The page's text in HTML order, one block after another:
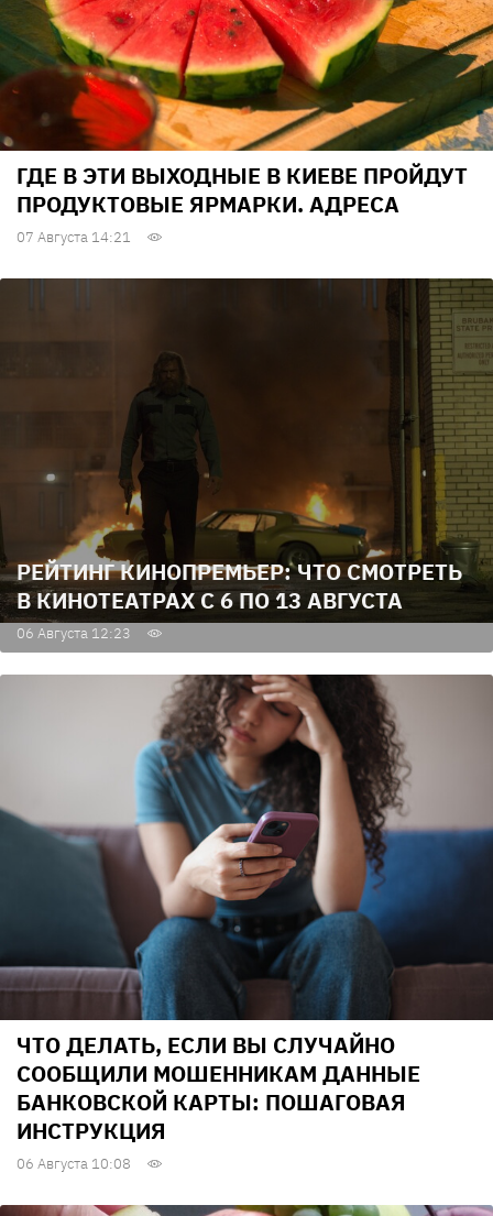
ГДЕ В ЭТИ ВЫХОДНЫЕ В КИЕВЕ ПРОЙДУТ
ПРОДУКТОВЫЕ ЯРМАРКИ. АДРЕСА
07 Августа 14:21
РЕЙТИНГ КИНОПРЕМЬЕР: ЧТО СМОТРЕТЬ
В КИНОТЕАТРАХ С 6 ПО 13 АВГУСТА
06 Августа 12:23
ЧТО ДЕЛАТЬ, ЕСЛИ ВЫ СЛУЧАЙНО
СООБЩИЛИ МОШЕННИКАМ ДАННЫЕ
БАНКОВСКОЙ КАРТЫ: ПОШАГОВАЯ
ИНСТРУКЦИЯ
06 Августа 10:08